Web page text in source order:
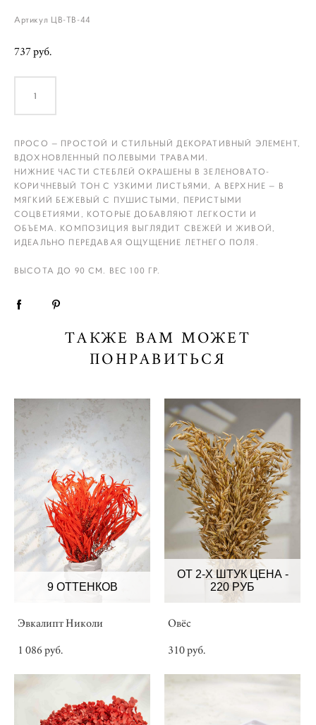
Артикул ЦВ-ТВ-44
737 pуб.
ПРОСО — ПРОСТОЙ И СТИЛЬНЫЙ ДЕКОРАТИВНЫЙ ЭЛЕМЕНТ,
ВДОХНОВЛЕННЫЙ ПОЛЕВЫМИ ТРАВАМИ.
НИЖНИЕ ЧАСТИ СТЕБЛЕЙ ОКРАШЕНЫ В ЗЕЛЕНОВАТО-
КОРИЧНЕВЫЙ ТОН С УЗКИМИ ЛИСТЬЯМИ, А ВЕРХНИЕ — В
МЯГКИЙ БЕЖЕВЫЙ С ПУШИСТЫМИ, ПЕРИСТЫМИ
СОЦВЕТИЯМИ, КОТОРЫЕ ДОБАВЛЯЮТ ЛЕГКОСТИ И
ОБЪЕМА. КОМПОЗИЦИЯ ВЫГЛЯДИТ СВЕЖЕЙ И ЖИВОЙ,
ИДЕАЛЬНО ПЕРЕДАВАЯ ОЩУЩЕНИЕ ЛЕТНЕГО ПОЛЯ.
ВЫСОТА ДО 90 СМ. ВЕС 100 ГР.
ТАКЖЕ ВАМ МОЖЕТ
ПОНРАВИТЬСЯ
9 ОТТЕНКОВ
Эвкалипт Николи
1 086 pуб.
ОТ 2-Х ШТУК ЦЕНА -
220 РУБ
Овёс
310 pуб.